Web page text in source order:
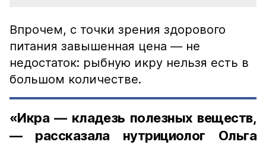
Впрочем, с точки зрения здорового
питания завышенная цена — не
недостаток: рыбную икру нельзя есть в
большом количестве.
«Икра — кладезь полезных веществ,
— рассказала нутрициолог Ольга